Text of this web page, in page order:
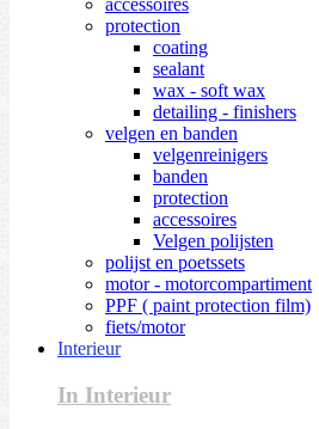
protection
coating
sealant
wax - soft wax
detailing - finishers
velgen en banden
velgenreinigers
banden
protection
accessoires
Velgen polijsten
polijst en poetssets
motor - motorcompartiment
PPF ( paint protection film)
fiets/motor
Interieur
In Interieur